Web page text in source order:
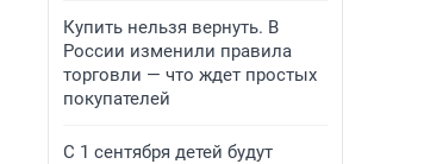
Купить нельзя вернуть. В
России изменили правила
торговли — что ждет простых
покупателей
С 1 сентября детей будут